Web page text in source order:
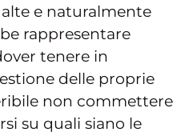
e naturalmente
rappresentare
tenere in
delle proprie
non commettere
su quali siano le